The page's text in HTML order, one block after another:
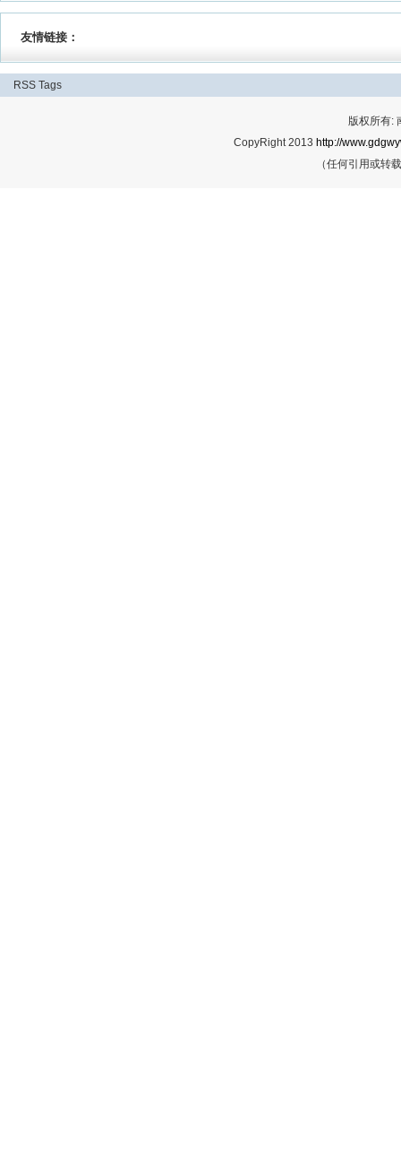
友情链接：
RSS Tags
版权所有:
CopyRight 2013 http://
（任何引用或转